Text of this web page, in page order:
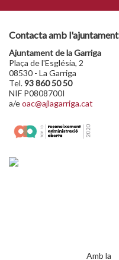
Contacta amb l'ajuntament
Ajuntament de la Garriga
Plaça de l'Església, 2
08530 - La Garriga
Tel.93 860 50 50
NIF P0808700I
a/eoac@ajlagarriga.cat
Amb la